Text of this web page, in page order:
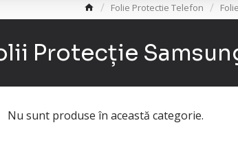
Folie Protectie Telefon
Protecție
Nu sunt produse în această categorie.